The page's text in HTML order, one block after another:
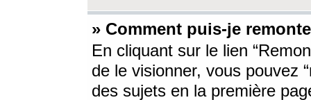
» Comment puis-je
En cliquant sur le lien
de le visionner, vous pouvez
des sujets en la première